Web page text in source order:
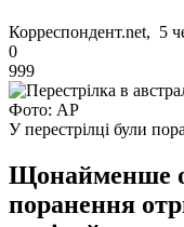
Корреспондент.net, 5
0
999
Фото: AP
У перестрілці були
Щонайменше
поранення